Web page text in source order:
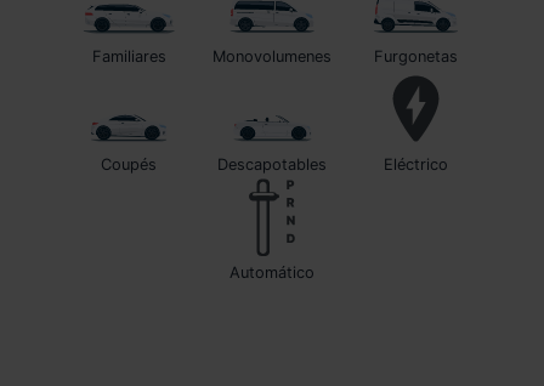
Familiares Monovolumenes Furgonetas
Coupés Descapotables Eléctrico
automático